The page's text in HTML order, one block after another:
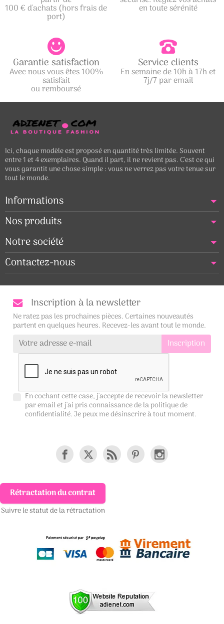
100 € d'achats (hors frais de
port)
en toute sérénité
Garantie satisfaction
Avec nous vous êtes 100%
satisfait
ou remboursé
Service clients
En semaine de 10h à 17h et
7j/7 par email
Ici, chaque modèle est proposé en quantité très limitée. Souvent
entre 1 et 4 exemplaires. Quand il part, il ne revient pas. C’est ce qui
vous garantit une chose simple : vous ne verrez pas votre tenue sur
tout le monde.
Informations
Nos produits
Notre société
Contactez-nous
Inscription à la newsletter
Ne ratez pas les prochaines pièces. Certaines nouveautés
partent en quelques heures. Recevez-les avant tout le monde.
En cochant cette case, j'accepte de recevoir la newsletter
par email et j'ai pris connaissance de lapolitique de
confidentialité. Je peux me désinscrire à tout moment.
Rétractation du contrat
Suivre le statut de la rétractation